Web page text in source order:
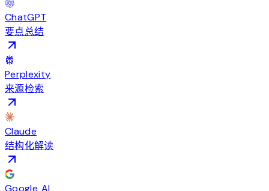
ChatGPT
要点总结
Perplexity
来源检索
Claude
结构化解读
Google AI